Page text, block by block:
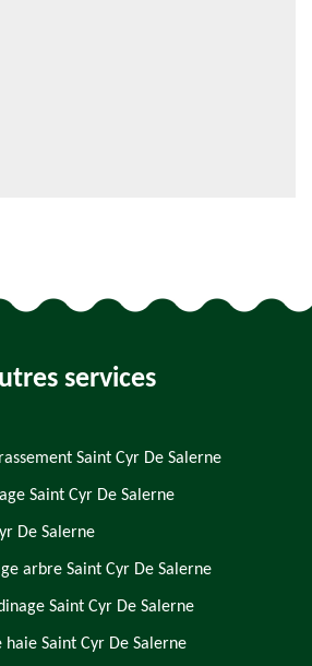
services
Saint Cyr De Salerne
Saint Cyr De Salerne
De Salerne
arbre Saint Cyr De Salerne
Saint Cyr De Salerne
Saint Cyr De Salerne